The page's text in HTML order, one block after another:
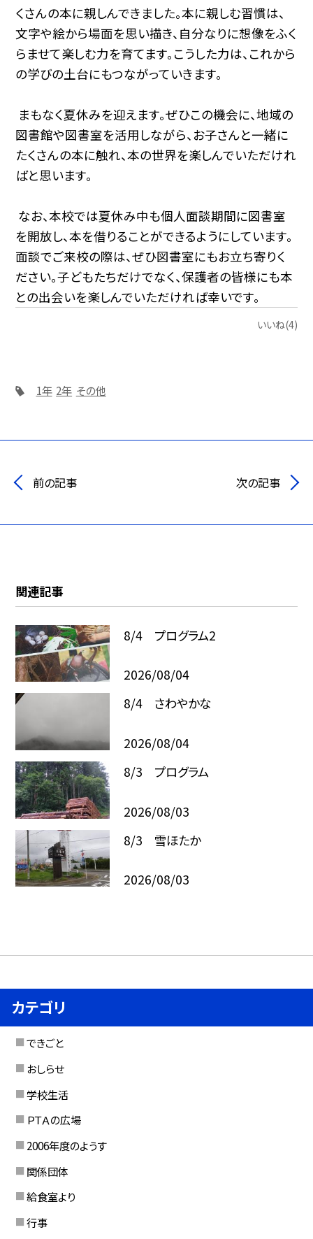
くさんの本に親しんできました。本に親しむ習慣は、
文字や絵から場面を思い描き、自分なりに想像をふく
らませて楽しむ力を育てます。こうした力は、これから
の学びの土台にもつながっていきます。
まもなく夏休みを迎えます。ぜひこの機会に、地域の
図書館や図書室を活用しながら、お子さんと一緒に
たくさんの本に触れ、本の世界を楽しんでいただけれ
ばと思います。
なお、本校では夏休み中も個人面談期間に図書室
を開放し、本を借りることができるようにしています。
面談でご来校の際は、ぜひ図書室にもお立ち寄りく
ださい。子どもたちだけでなく、保護者の皆様にも本
との出会いを楽しんでいただければ幸いです。
いいね(4)
1年 2年 その他
前の記事 次の記事
関連記事
8/4 プログラム2
2026/08/04
8/4 さわやかな
2026/08/04
8/3 プログラム
2026/08/03
8/3 雪ほたか
2026/08/03
カテゴリ
できごと
おしらせ
学校生活
ＰＴＡの広場
2006年度のようす
関係団体
給食室より
行事